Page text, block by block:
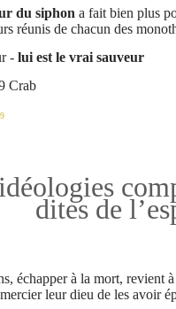
du siphon a fait bien plus
réunis de chacun des
- lui est le vrai sauveur
Crab
dites de
échapper à la mort, revient
leur dieu de les avoir